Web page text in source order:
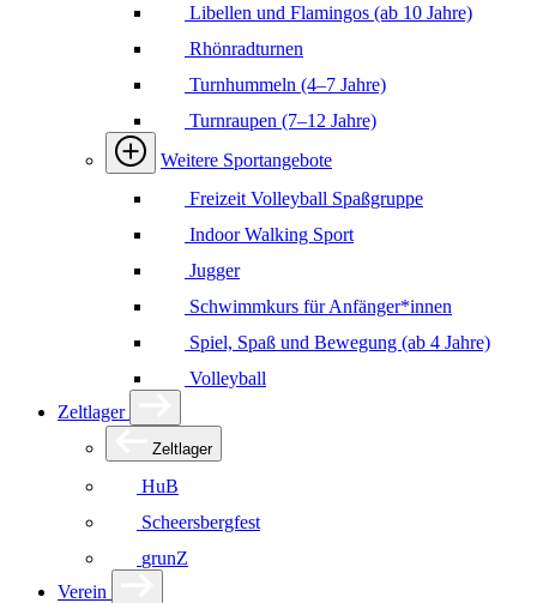
Libellen und Flamingos (ab 10 Jahre)
Rhönradturnen
Turnhummeln (4–7 Jahre)
Turnraupen (7–12 Jahre)
Weitere Sportangebote
Freizeit Volleyball Spaßgruppe
Indoor Walking Sport
Jugger
Schwimmkurs für Anfänger*innen
Spiel, Spaß und Bewegung (ab 4 Jahre)
Volleyball
Zeltlager
Zeltlager
HuB
Scheersbergfest
grunZ
Verein